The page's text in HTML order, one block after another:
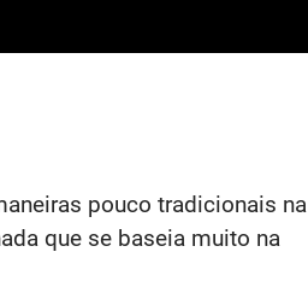
pouco tradicionais na
que se baseia muito na